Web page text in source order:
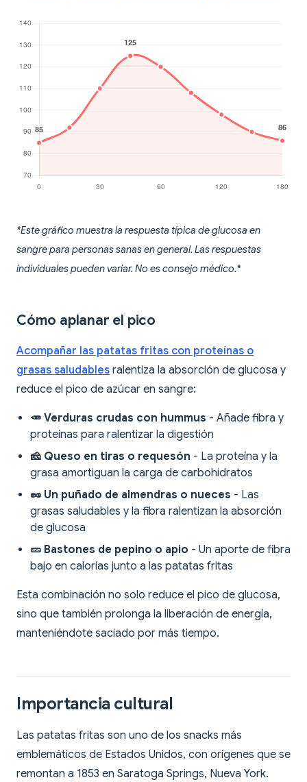
*Este gráfico muestra la respuesta típica de glucosa en
sangre para personas sanas en general. Las respuestas
individuales pueden variar. No es consejo médico.*
Cómo aplanar el pico
Acompañar las patatas fritas con proteínas o
grasas saludables ralentiza la absorción de glucosa y
reduce el pico de azúcar en sangre:
🥕 Verduras crudas con hummus - Añade fibra y
proteínas para ralentizar la digestión
🧀 Queso en tiras o requesón - La proteína y la
grasa amortiguan la carga de carbohidratos
🥜 Un puñado de almendras o nueces - Las
grasas saludables y la fibra ralentizan la absorción
de glucosa
🥒 Bastones de pepino o apio - Un aporte de fibra
bajo en calorías junto a las patatas fritas
Esta combinación no solo reduce el pico de glucosa,
sino que también prolonga la liberación de energía,
manteniéndote saciado por más tiempo.
Importancia cultural
Las patatas fritas son uno de los snacks más
emblemáticos de Estados Unidos, con orígenes que se
remontan a 1853 en Saratoga Springs, Nueva York.